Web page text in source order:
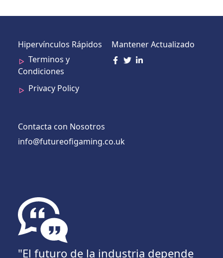
Hipervínculos Rápidos
Terminos y
Condiciones
Privacy Policy
Mantener Actualizado
Contacta con Nosotros
info@futureofigaming.co.uk
"El futuro de la industria depende